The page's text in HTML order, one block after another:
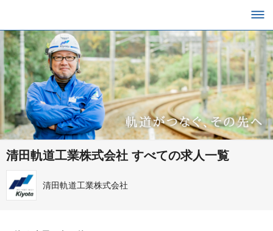
清田軌道工業株式会社 すべての求人一覧
清田軌道工業株式会社